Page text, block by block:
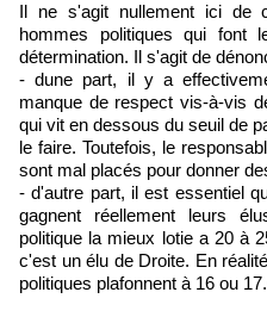
Il ne s'agit nullement ici de
hommes politiques qui font
détermination. Il s'agit de
- dune part, il y a
manque de respect vis-à-vis
qui vit en dessous du seuil de
le faire. Toutefois, le
sont mal placés pour donner
- d'autre part, il est essentiel
gagnent réellement leurs
politique la mieux lotie a 20 à
c'est un élu de Droite. En
politiques plafonnent à 16 ou